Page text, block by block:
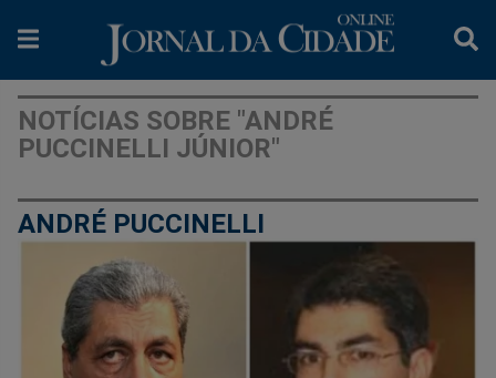
NOTÍCIAS SOBRE "ANDRÉ
PUCCINELLI JÚNIOR"
ANDRÉ PUCCINELLI